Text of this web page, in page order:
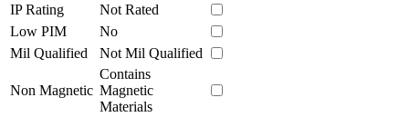
IP Rating
Not Rated
Low PIM
No
Mil Qualified
Not Mil Qualified
Non Magnetic
Contains
Magnetic
Materials